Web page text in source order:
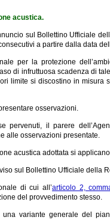
acustica.
sul Bollettino Ufficiale
a partire dalla data
per la protezione
di infruttuosa scadenza di
limite si discostino in misura
osservazioni.
pervenuti, il parere
alle osservazioni presentate.
acustica adottata si
sul Bollettino Ufficiale della
di cui all’articolo 2,
del provvedimento stesso.
variante generale del